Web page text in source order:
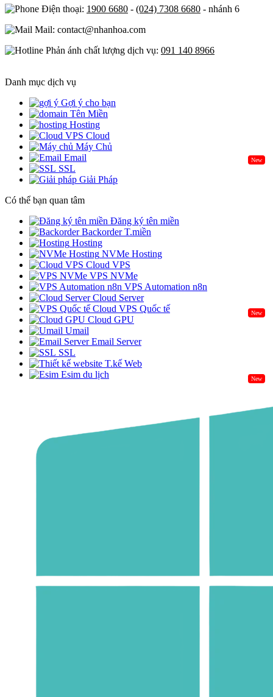
Điện thoại: 1900 6680 - (024) 7308 6680 - nhánh 6
Mail: contact@nhanhoa.com
Phản ánh chất lượng dịch vụ: 091 140 8966
Danh mục dịch vụ
Gợi ý cho bạn
Tên Miền
Hosting
Cloud
Máy Chủ
New
Email
SSL
Giải Pháp
Có thể bạn quan tâm
Đăng ký tên miền
Backorder T.miền
Hosting
NVMe Hosting
Cloud VPS
VPS NVMe
VPS Automation n8n
Cloud Server
Cloud VPS Quốc tế
New
Cloud GPU
Umail
Email Server
SSL
T.kế Web
Esim du lịch
New